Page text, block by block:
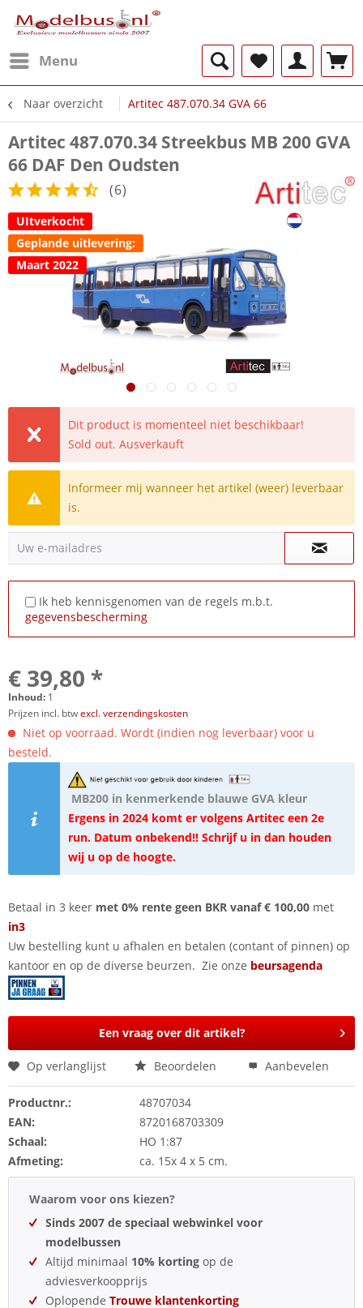
Menu
Naar overzicht Artitec 487.070.34 GVA 66
Artitec 487.070.34 Streekbus MB 200 GVA
66 DAF Den Oudsten
(6)
UItverkocht
Geplande uitlevering:
Maart 2022
Dit product is momenteel niet beschikbaar!
Sold out. Ausverkauft
Informeer mij wanneer het artikel (weer) leverbaar
is.
Uw e-mailadres
Ik heb kennisgenomen van de regels m.b.t.
gegevensbescherming
€ 39,80 *
Inhoud: 1
Prijzen incl. btwexcl. verzendingskosten
Niet op voorraad. Wordt (indien nog leverbaar) voor u
besteld.
MB200 in kenmerkende blauwe GVA kleur
Ergens in 2024 komt er volgens Artitec een 2e
run. Datum onbekend!! Schrijf u in dan houden
wij u op de hoogte.
Betaal in 3 keer met 0% rente geen BKR vanaf € 100,00 met
in3
Uw bestelling kunt u afhalen en betalen (contant of pinnen) op
kantoor en op de diverse beurzen. Zie onze beursagenda
Een vraag over dit artikel?
Op verlanglijst Beoordelen Aanbevelen
Productnr.:
48707034
EAN:
8720168703309
Schaal:
HO 1:87
Afmeting:
ca. 15x 4 x 5 cm.
Waarom voor ons kiezen?
Sinds 2007 de speciaal webwinkel voor
modelbussen
Altijd minimaal 10% korting op de
adviesverkoopprijs
Oplopende Trouwe klantenkorting